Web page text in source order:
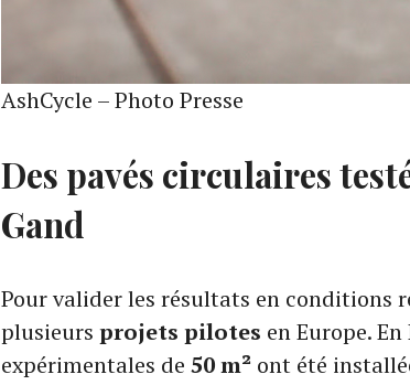
AshCycle – Photo Presse
Des pavés circulaires
Gand
Pour valider les résultats en conditions
plusieurs projets pilotes en Europe.
expérimentales de 50 m² ont été